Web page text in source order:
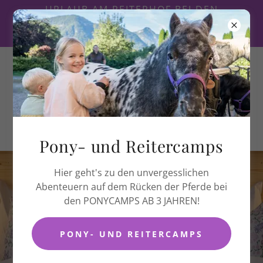
URLAUB AM REITERHOF BEI DEN
PFERDEFREUNDEN ZLOAM
+43 664 992 65 665
Narzissendorf Zloam
Pony- und Reitercamps
Hier geht's zu den unvergesslichen
Abenteuern auf dem Rücken der Pferde bei
den PONYCAMPS AB 3 JAHREN!
PONY- UND REITERCAMPS